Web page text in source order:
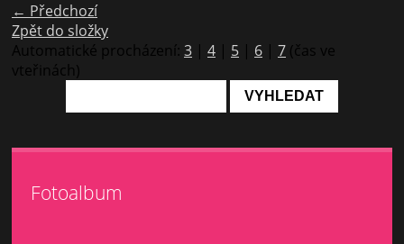
← Předchozí
Zpět do složky
Automatické procházení: 3 | 4 | 5 | 6 | 7 (čas ve
vteřinách)
Fotoalbum